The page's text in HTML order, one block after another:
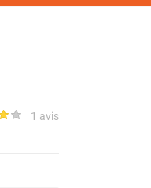
1 avis